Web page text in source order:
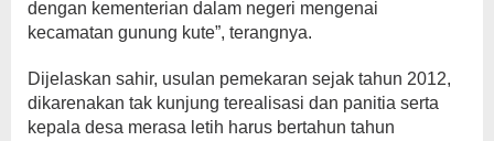
dengan kementerian dalam negeri mengenai
kecamatan gunung kute”, terangnya.
Dijelaskan sahir, usulan pemekaran sejak tahun 2012,
dikarenakan tak kunjung terealisasi dan panitia serta
kepala desa merasa letih harus bertahun tahun